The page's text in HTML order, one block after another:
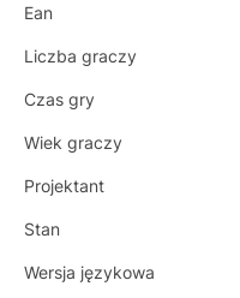
Ean
Liczba graczy
Czas gry
Wiek graczy
Projektant
Stan
Wersja językowa